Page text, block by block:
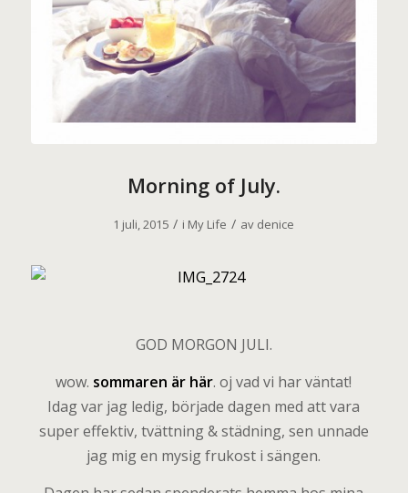
Morning of July.
1 juli, 2015 / i My Life / av denice
GOD MORGON JULI.
wow. sommaren är här. oj vad vi har väntat!
Idag var jag ledig, började dagen med att vara
super effektiv, tvättning & städning, sen unnade
jag mig en mysig frukost i sängen.